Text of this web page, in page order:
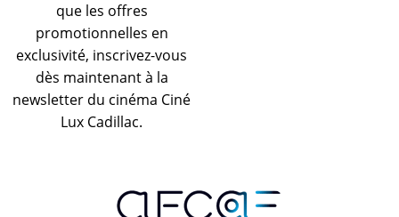
que les offres
promotionnelles en
exclusivité, inscrivez-vous
dès maintenant à la
newsletter du cinéma Ciné
Lux Cadillac.